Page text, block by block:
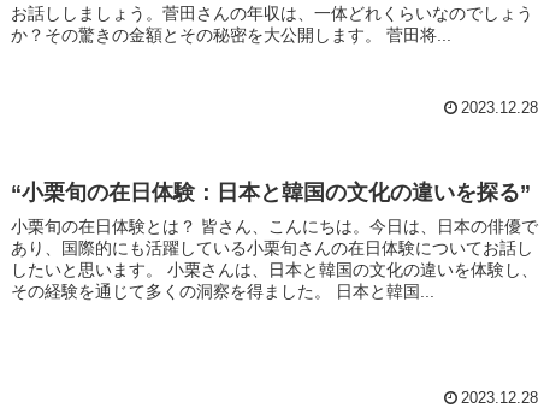
お話ししましょう。菅田さんの年収は、一体どれくらいなのでしょう
か？その驚きの金額とその秘密を大公開します。 菅田将...
2023.12.28
“小栗旬の在日体験：日本と韓国の文化の違いを探る”
小栗旬の在日体験とは？ 皆さん、こんにちは。今日は、日本の俳優で
あり、国際的にも活躍している小栗旬さんの在日体験についてお話し
したいと思います。 小栗さんは、日本と韓国の文化の違いを体験し、
その経験を通じて多くの洞察を得ました。 日本と韓国...
2023.12.28